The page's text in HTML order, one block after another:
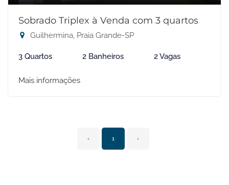
Sobrado Triplex à Venda com 3 quartos
Guilhermina, Praia Grande-SP
3 Quartos 2 Banheiros 2 Vagas
Mais informações
‹ 1 ›